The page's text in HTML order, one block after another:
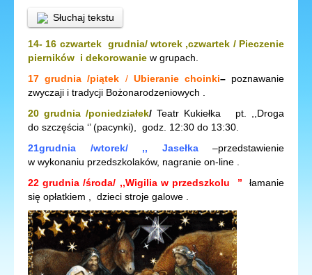
Słuchaj tekstu
14- 16 czwartek grudnia/ wtorek ,czwartek / Pieczenie
pierników i dekorowanie w grupach.
17 grudnia /piątek / Ubieranie choinki– poznawanie
zwyczaji i tradycji Bożonarodzeniowych .
20 grudnia /poniedziałek/ Teatr Kukiełka
pt. ,,Droga
do szczęścia ‘’ (pacynki), godz. 12:30 do 13:30.
21grudnia /wtorek/ ,, Jasełka–przedstawienie
w wykonaniu przedszkolaków, nagranie on-line .
22 grudnia /środa/ ,,Wigilia w przedszkolu ”
łamanie
się opłatkiem , dzieci stroje galowe .